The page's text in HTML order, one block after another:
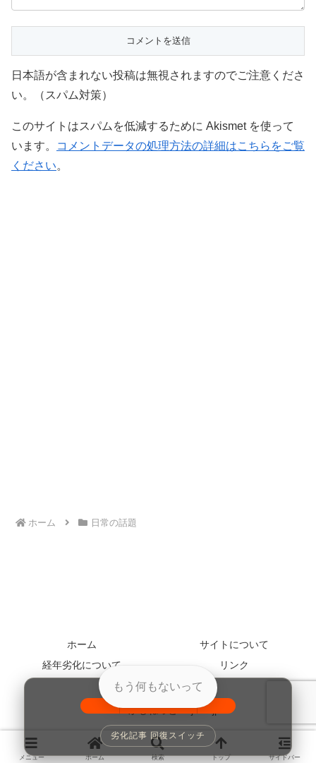
日本語が含まれない投稿は無視されますのでご注意くださ
い。（スパム対策）
このサイトはスパムを低減するために Akismet を使って
います。
コメントデータの処理方法の詳細はこちらをご覧
ください。
ホーム 日常の話題
ホーム
サイトについて
経年劣化について
リンク
お問い合わせ
© 2005 かじねっと kajinet.jp.
メニュー ホーム 検索 トップ サイドバー
劣化記事 回復スイッチ
もう何もないって